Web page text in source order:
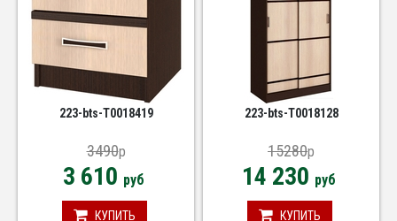
223-bts-Т0018419
3490p
3 610 руб
КУПИТЬ
223-bts-Т0018128
15280p
14 230 руб
КУПИТЬ